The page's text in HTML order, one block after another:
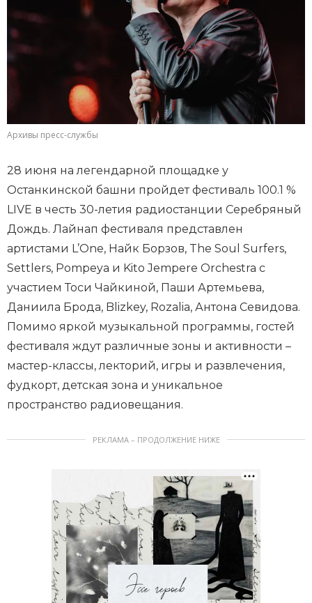
Архивы пресс-службы
28 июня на легендарной площадке у
Останкинской башни пройдет фестиваль 100.1 %
LIVE в честь 30-летия радиостанции Серебряный
Дождь. Лайнап фестиваля представлен
артистами L’One, Найк Борзов, The Soul Surfers,
Settlers, Pompeya и Kito Jempere Orchestra с
участием Тоси Чайкиной, Паши Артемьева,
Даниила Брода, Blizkey, Rozalia, Антона Севидова.
Помимо яркой музыкальной программы, гостей
фестиваля ждут различные зоны и активности –
мастер-классы, лекторий, игры и развлечения,
фудкорт, детская зона и уникальное
пространство радиовещания.
РЕКЛАМА – ПРОДОЛЖЕНИЕ НИЖЕ